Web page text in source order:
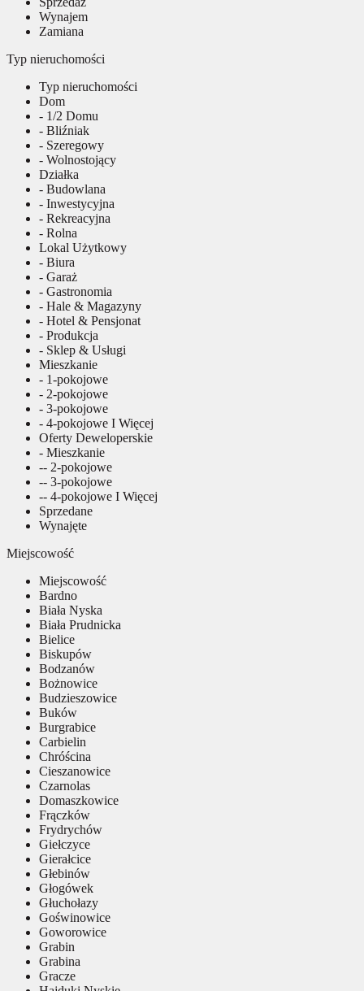
Wynajem
Zamiana
Typ nieruchomości
Typ nieruchomości
Dom
- 1/2 Domu
- Bliźniak
- Szeregowy
- Wolnostojący
Działka
- Budowlana
- Inwestycyjna
- Rekreacyjna
- Rolna
Lokal Użytkowy
- Biura
- Garaż
- Gastronomia
- Hale & Magazyny
- Hotel & Pensjonat
- Produkcja
- Sklep & Usługi
Mieszkanie
- 1-pokojowe
- 2-pokojowe
- 3-pokojowe
- 4-pokojowe I Więcej
Oferty Deweloperskie
- Mieszkanie
-- 2-pokojowe
-- 3-pokojowe
-- 4-pokojowe I Więcej
Sprzedane
Wynajęte
Miejscowość
Miejscowość
Bardno
Biała Nyska
Biała Prudnicka
Bielice
Biskupów
Bodzanów
Bożnowice
Budzieszowice
Buków
Burgrabice
Carbielin
Chróścina
Cieszanowice
Czarnolas
Domaszkowice
Frączków
Frydrychów
Giełczyce
Gierałcice
Głebinów
Głogówek
Głuchołazy
Goświnowice
Goworowice
Grabin
Grabina
Gracze